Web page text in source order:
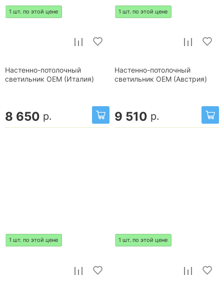
1 шт. по этой цене
Настенно-потолочный
светильник OEM (Италия)
8 650 р.
1 шт. по этой цене
Настенно-потолочный
светильник OEM (Австрия)
9 510 р.
1 шт. по этой цене 1 шт. по этой цене